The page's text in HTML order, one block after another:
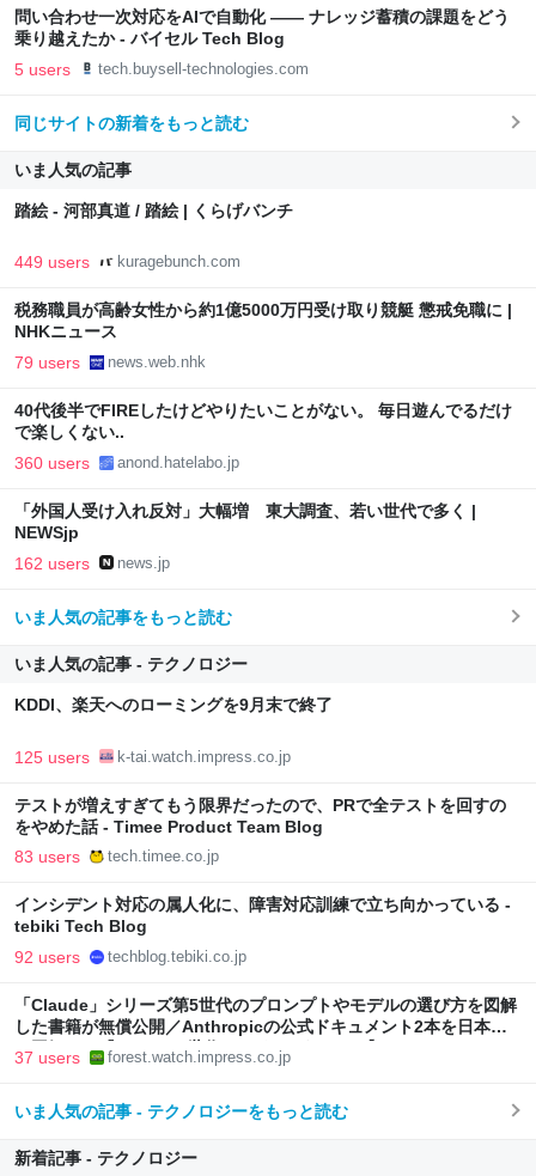
問い合わせ一次対応をAIで自動化 —— ナレッジ蓄積の課題をどう
乗り越えたか - バイセル Tech Blog
5 users tech.buysell-technologies.com
同じサイトの新着をもっと読む
いま人気の記事
踏絵 - 河部真道 / 踏絵 | くらげバンチ
449 users kuragebunch.com
税務職員が高齢女性から約1億5000万円受け取り競艇 懲戒免職に |
NHKニュース
79 users news.web.nhk
40代後半でFIREしたけどやりたいことがない。 毎日遊んでるだけ
で楽しくない..
360 users anond.hatelabo.jp
「外国人受け入れ反対」大幅増 東大調査、若い世代で多く |
NEWSjp
162 users news.jp
いま人気の記事をもっと読む
いま人気の記事 - テクノロジー
KDDI、楽天へのローミングを9月末で終了
125 users k-tai.watch.impress.co.jp
テストが増えすぎてもう限界だったので、PRで全テストを回すの
をやめた話 - Timee Product Team Blog
83 users tech.timee.co.jp
インシデント対応の属人化に、障害対応訓練で立ち向かっている -
tebiki Tech Blog
92 users techblog.tebiki.co.jp
「Claude」シリーズ第5世代のプロンプトやモデルの選び方を図解
した書籍が無償公開／Anthropicの公式ドキュメント2本を日本語
で図解した『Claude 5世代 マスターガイド』【Book Watch/ニュ
37 users forest.watch.impress.co.jp
いま人気の記事 - テクノロジーをもっと読む
新着記事 - テクノロジー